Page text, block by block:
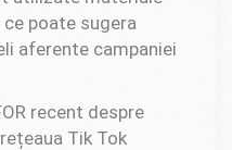
poate sugera
aferente campaniei
recent despre
Tik Tok